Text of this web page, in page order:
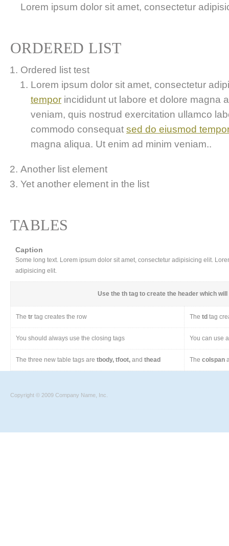
Lorem ipsum dolor sit amet, consectetur
ORDERED LIST
Ordered list test
Lorem ipsum dolor sit amet, consectetur
tempor incididunt ut labore et dolore magna
veniam, quis nostrud exercitation ullamco
commodo consequat sed do eiusmod
magna aliqua. Ut enim ad minim veniam..
Another list element
Yet another element in the list
TABLES
Caption
Some long text. Lorem ipsum dolor sit amet, consectetur adipisicing elit.
adipisicing elit.
Use the th tag to create the header which
The tr tag creates the row The td tag
You should always use the closing tags You can use
The three new table tags are tbody, tfoot, and thead The colspan
Copyright © 2009 Company Name, Inc.